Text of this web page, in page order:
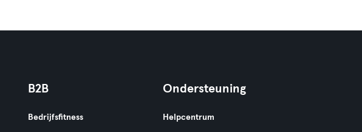
B2B
Bedrijfsfitness
Ondersteuning
Helpcentrum